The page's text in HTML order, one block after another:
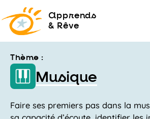
apprends
& Rêve
Thème :
Musique
Faire ses premiers pas dans la